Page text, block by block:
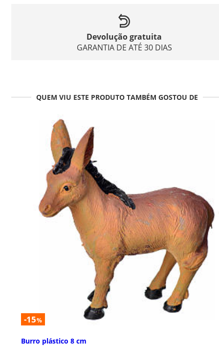
Devolução gratuita
GARANTIA DE ATÉ 30 DIAS
QUEM VIU ESTE PRODUTO TAMBÉM GOSTOU DE
-15%
Burro plástico 8 cm